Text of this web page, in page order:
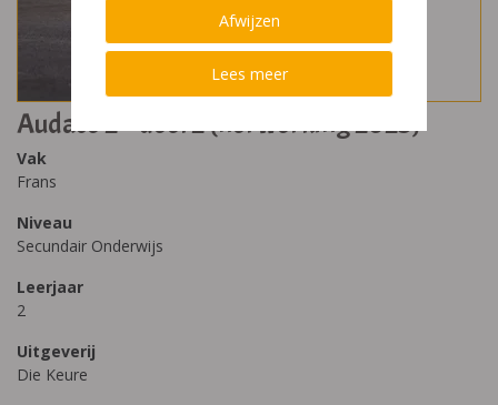
Audace 2 – deel 2 (herwerking 2025)
Vak
Frans
Niveau
Secundair Onderwijs
Leerjaar
2
Uitgeverij
Die Keure
Afwijzen
Lees meer